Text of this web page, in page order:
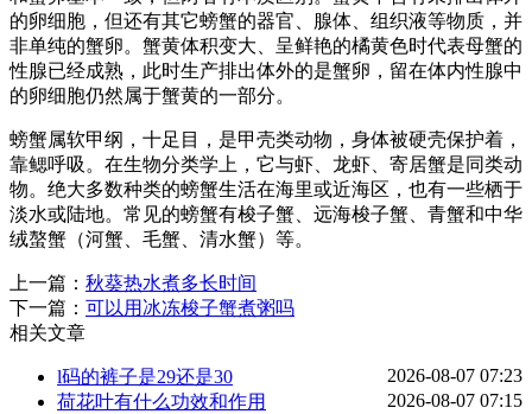
的卵细胞，但还有其它螃蟹的器官、腺体、组织液等物质，并
非单纯的蟹卵。蟹黄体积变大、呈鲜艳的橘黄色时代表母蟹的
性腺已经成熟，此时生产排出体外的是蟹卵，留在体内性腺中
的卵细胞仍然属于蟹黄的一部分。
螃蟹属软甲纲，十足目，是甲壳类动物，身体被硬壳保护着，
靠鳃呼吸。在生物分类学上，它与虾、龙虾、寄居蟹是同类动
物。绝大多数种类的螃蟹生活在海里或近海区，也有一些栖于
淡水或陆地。常见的螃蟹有梭子蟹、远海梭子蟹、青蟹和中华
绒螯蟹（河蟹、毛蟹、清水蟹）等。
上一篇： 秋葵热水煮多长时间
下一篇： 可以用冰冻梭子蟹煮粥吗
相关文章
l码的裤子是29还是30
2026-08-07 07:23
荷花叶有什么功效和作用
2026-08-07 07:15